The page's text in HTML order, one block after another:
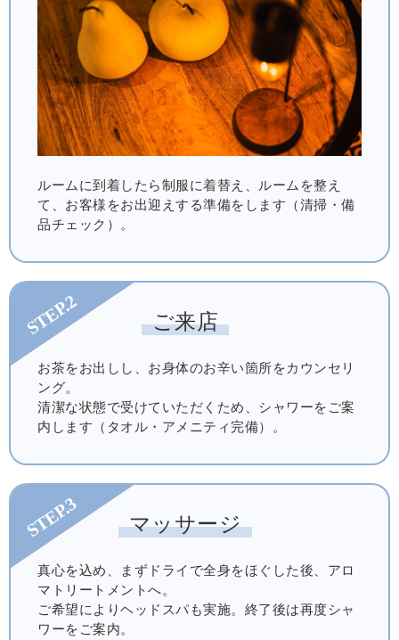
ルームに到着したら制服に着替え、ルームを整え
て、お客様をお出迎えする準備をします（清掃・備
品チェック）。
STEP.2 ご来店
お茶をお出しし、お身体のお辛い箇所をカウンセリ
ング。
清潔な状態で受けていただくため、シャワーをご案
内します（タオル・アメニティ完備）。
STEP.3 マッサージ
真心を込め、まずドライで全身をほぐした後、アロ
マトリートメントへ。
ご希望によりヘッドスパも実施。終了後は再度シャ
ワーをご案内。